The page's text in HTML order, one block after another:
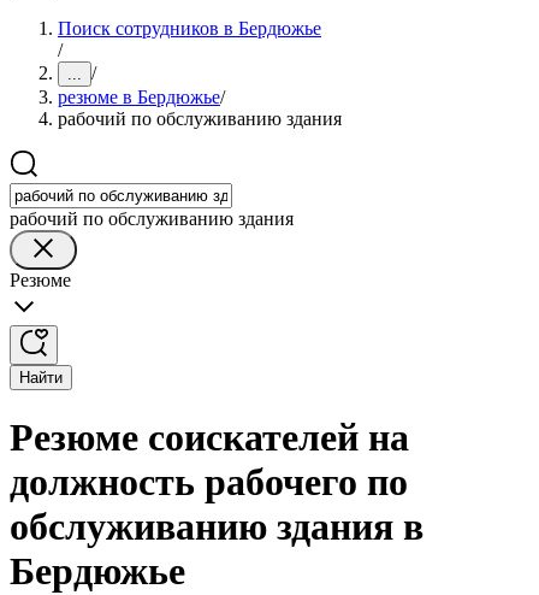
Поиск сотрудников в Бердюжье
/
... /
резюме в Бердюжье/
рабочий по обслуживанию здания
рабочий по обслуживанию здания
Резюме
Найти
Резюме соискателей на
должность рабочего по
обслуживанию здания в
Бердюжье